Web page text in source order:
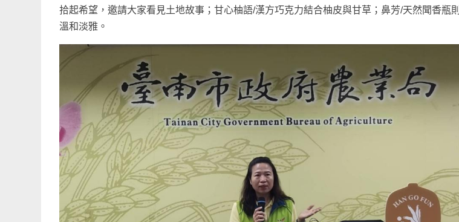
拾起希望，邀請大家看見土地故事；甘心柚語/漢方巧克力結合柚皮與甘草；鼻芳/天然聞香瓶
溫和淡雅。